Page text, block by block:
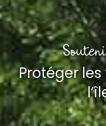
Protéger